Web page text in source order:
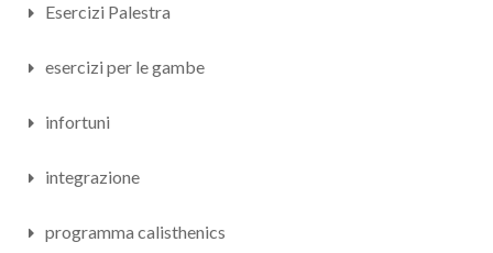
Esercizi Palestra
esercizi per le gambe
infortuni
integrazione
programma calisthenics